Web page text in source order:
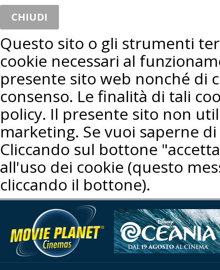
CHIUDI
Questo sito o gli strumenti
cookie necessari al
presente sito web nonché di
consenso. Le finalità di tali
policy. Il presente sito non
marketing. Se vuoi saperne
Cliccando sul bottone
all'uso dei cookie (questo
cliccando il bottone).